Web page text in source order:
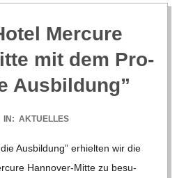
Mer­cure
mit dem Pro­
Ausbildung”
IN: AKTUELLES
Aus­bil­dung” erhiel­ten wir die
Han­­no­­ver-Mitte zu besu­